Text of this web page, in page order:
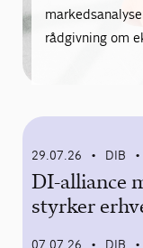
rådgivning om
29.07.26 • DIB •
DI-alliance
styrker
07.07.26 • DIB •